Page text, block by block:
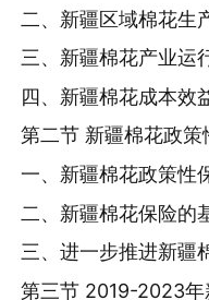
二、新疆区域棉花生
三、新疆棉花产业运
四、新疆棉花成本效
第二节 新疆棉花政
一、新疆棉花政策性
二、新疆棉花保险的
三、进一步推进新疆
第三节 2019-2023年